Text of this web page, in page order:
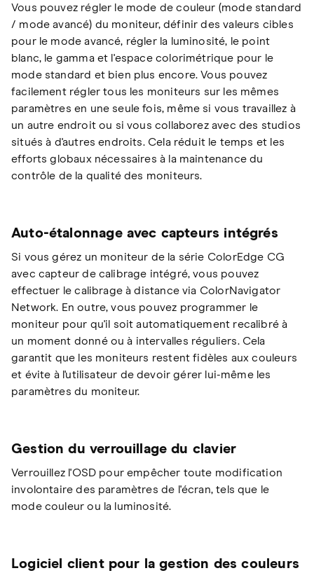
Vous pouvez régler le mode de couleur (mode standard
/ mode avancé) du moniteur, définir des valeurs cibles
pour le mode avancé, régler la luminosité, le point
blanc, le gamma et l'espace colorimétrique pour le
mode standard et bien plus encore. Vous pouvez
facilement régler tous les moniteurs sur les mêmes
paramètres en une seule fois, même si vous travaillez à
un autre endroit ou si vous collaborez avec des studios
situés à d'autres endroits. Cela réduit le temps et les
efforts globaux nécessaires à la maintenance du
contrôle de la qualité des moniteurs.
Auto-étalonnage avec capteurs intégrés
Si vous gérez un moniteur de la série ColorEdge CG
avec capteur de calibrage intégré, vous pouvez
effectuer le calibrage à distance via ColorNavigator
Network. En outre, vous pouvez programmer le
moniteur pour qu'il soit automatiquement recalibré à
un moment donné ou à intervalles réguliers. Cela
garantit que les moniteurs restent fidèles aux couleurs
et évite à l'utilisateur de devoir gérer lui-même les
paramètres du moniteur.
Gestion du verrouillage du clavier
Verrouillez l'OSD pour empêcher toute modification
involontaire des paramètres de l'écran, tels que le
mode couleur ou la luminosité.
Logiciel client pour la gestion des couleurs